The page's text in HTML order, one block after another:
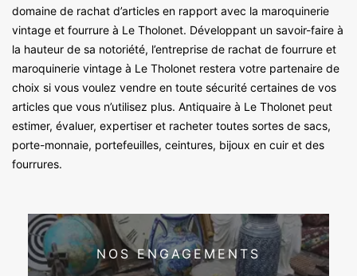
domaine de rachat d’articles en rapport avec la maroquinerie
vintage et fourrure à Le Tholonet. Développant un savoir-faire à
la hauteur de sa notoriété, l’entreprise de rachat de fourrure et
maroquinerie vintage à Le Tholonet restera votre partenaire de
choix si vous voulez vendre en toute sécurité certaines de vos
articles que vous n’utilisez plus. Antiquaire à Le Tholonet peut
estimer, évaluer, expertiser et racheter toutes sortes de sacs,
porte-monnaie, portefeuilles, ceintures, bijoux en cuir et des
fourrures.
NOS ENGAGEMENTS